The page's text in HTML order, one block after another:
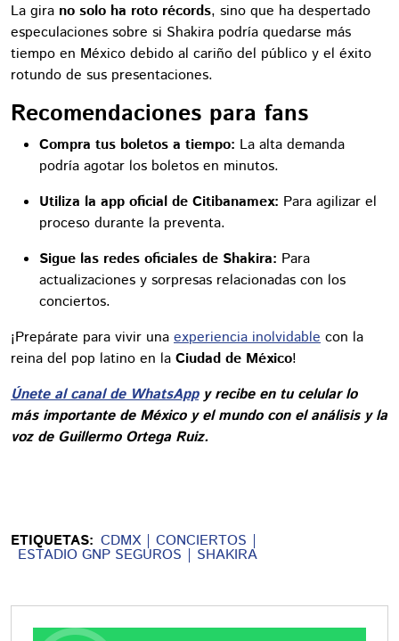
La gira no solo ha roto récords, sino que ha despertado
especulaciones sobre si Shakira podría quedarse más
tiempo en México debido al cariño del público y el éxito
rotundo de sus presentaciones.
Recomendaciones para fans
Compra tus boletos a tiempo: La alta demanda
podría agotar los boletos en minutos.
Utiliza la app oficial de Citibanamex: Para agilizar el
proceso durante la preventa.
Sigue las redes oficiales de Shakira: Para
actualizaciones y sorpresas relacionadas con los
conciertos.
¡Prepárate para vivir una experiencia inolvidable con la
reina del pop latino en la Ciudad de México!
Únete al canal de WhatsAppy recibe en tu celular lo
más importante de México y el mundo con el análisis y la
voz de Guillermo Ortega Ruiz.
ETIQUETAS: CDMX CONCIERTOS
ESTADIO GNP SEGUROS SHAKIRA